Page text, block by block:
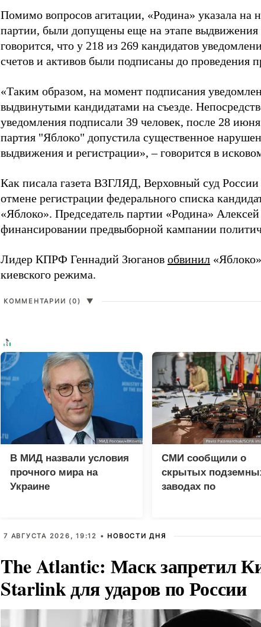
Помимо вопросов агитации, «Родина» указала
партии, были допущены еще на этапе выдвижения
говорится, что у 218 из 269 кандидатов
счетов и активов были подписаны до проведения
«Таким образом, на момент подписания
выдвинутыми кандидатами на съезде.
уведомления подписали 39 человек, после 28
партия "Яблоко" допустила существенное
выдвижения и регистрации», – говорится в
Как писала газета ВЗГЛЯД, Верховный суд России
отмене регистрации федерального списка
«Яблоко». Председатель партии «Родина»
финансировании предвыборной кампании
Лидер КПРФ Геннадий Зюганов обвинил
киевского режима.
КОММЕНТАРИИ (0) ▼
В МИД назвали условия
прочного мира на
Украине
СМИ сообщили о
скрытых
заводах по
7 АВГУСТА 2026, 19:12 • НОВОСТИ ДНЯ
The Atlantic: Маск запретил
Starlink для ударов по России